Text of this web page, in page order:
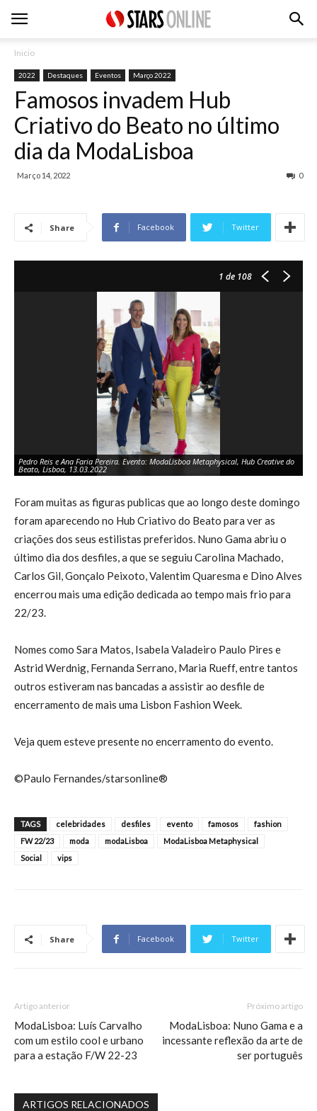
Inicio
2022 Destaques Eventos Março 2022
Famosos invadem Hub
Criativo do Beato no último
dia da ModaLisboa
Março 14, 2022 0
Share Facebook Twitter
1 de 108
Pedro Reis e Ana Faria Pereira. Evento: ModaLisboa Metaphysical, Hub Creative do
Beato, Lisboa, 13.03.2022
Foram muitas as figuras publicas que ao longo deste domingo
foram aparecendo no Hub Criativo do Beato para ver as
criações dos seus estilistas preferidos. Nuno Gama abriu o
último dia dos desfiles, a que se seguiu Carolina Machado,
Carlos Gil, Gonçalo Peixoto, Valentim Quaresma e Dino Alves
encerrou mais uma edição dedicada ao tempo mais frio para
22/23.
Nomes como Sara Matos, Isabela Valadeiro Paulo Pires e
Astrid Werdnig, Fernanda Serrano, Maria Rueff, entre tantos
outros estiveram nas bancadas a assistir ao desfile de
encerramento de mais uma Lisbon Fashion Week.
Veja quem esteve presente no encerramento do evento.
©Paulo Fernandes/starsonline®
TAGS celebridades desfiles evento famosos
fashion
FW 22/23
moda modaLisboa
ModaLisboa Metaphysical
Social
vips
Share Facebook Twitter
Artigo anterior
ModaLisboa: Luís Carvalho
com um estilo cool e urbano
para a estação F/W 22-23
Próximo artigo
ModaLisboa: Nuno Gama e a
incessante reflexão da arte de
ser português
ARTIGOS RELACIONADOS